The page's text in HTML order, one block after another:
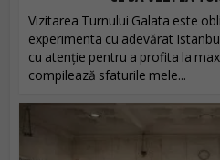
Vizitarea Turnului Galata este
experimenta cu adevărat
cu atenție pentru a profita la
compilează sfaturile mele...